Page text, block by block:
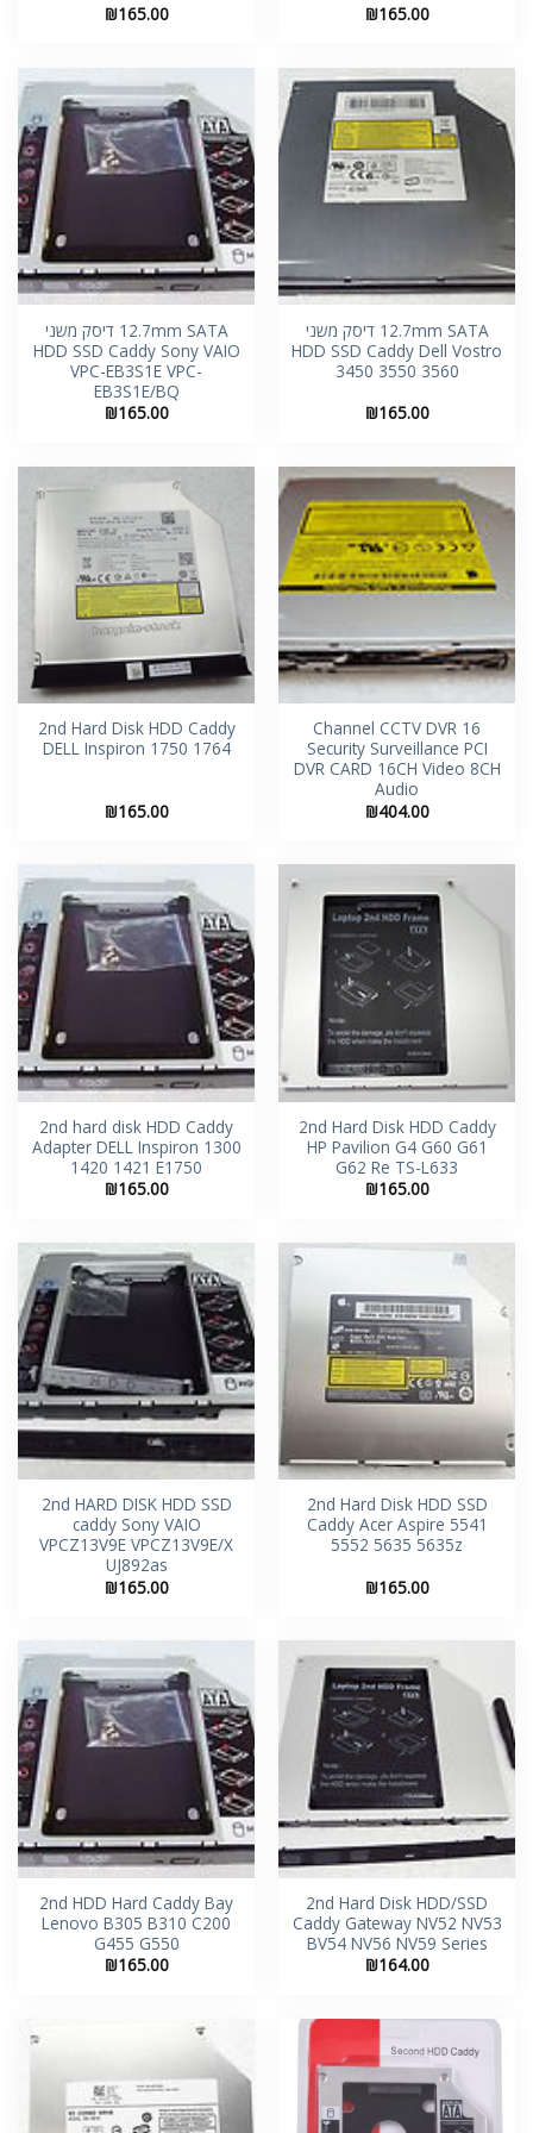
₪165.00
₪165.00
12.7mm SATA דיסק משני
HDD SSD Caddy Dell Vostro
3450 3550 3560
₪165.00
12.7mm SATA דיסק משני
HDD SSD Caddy Sony VAIO
VPC-EB3S1E VPC-
EB3S1E/BQ
₪165.00
16 Channel CCTV DVR
Security Surveillance PCI
DVR CARD 16CH Video 8CH
Audio
₪404.00
2nd Hard Disk HDD Caddy
DELL Inspiron 1750 1764
₪165.00
2nd Hard Disk HDD Caddy
HP Pavilion G4 G60 G61
G62 Re TS-L633
₪165.00
2nd hard disk HDD Caddy
Adapter DELL Inspiron 1300
1420 1421 E1750
₪165.00
2nd Hard Disk HDD SSD
Caddy Acer Aspire 5541
5552 5635 5635z
₪165.00
2nd HARD DISK HDD SSD
caddy Sony VAIO
VPCZ13V9E VPCZ13V9E/X
UJ892as
₪165.00
2nd Hard Disk HDD/SSD
Caddy Gateway NV52 NV53
BV54 NV56 NV59 Series
₪164.00
2nd HDD Hard Caddy Bay
Lenovo B305 B310 C200
G455 G550
₪165.00